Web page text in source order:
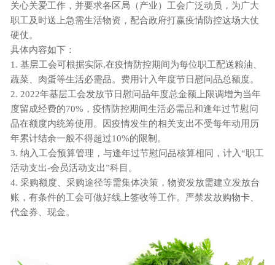
关心关爱工作，并要求各区局（产业）工会广泛动员，为广大
职工及时送上急需生活物资，配合政府打赢疫情防控这场大仗
硬仗。
具体内容如下：
1. 基层工会可根据实际,在疫情防控期间为每位职工配送粮油、
蔬菜、肉蛋等生活必需品。费用计入年度节日慰问品总额度。
2. 2022年基层工会发放节日慰问品年度总金额上限调增为当年
度留成经费的70%，疫情防控期间生活必需品和逢年过节慰问
品在额度内统筹使用。因疫情发生的相关支出不受每年动用历
年累计结余一般不得超过10%的限制。
3. 纳入工会预算管理，与逢年过节慰问品核算相同，计入“职工
活动支出-会员活动支出”科目。
4. 采购额度、采购途径等需集体决策，物资发放需建立发放台
账，有条件的工会可做好线上签收等工作。严禁发放购物卡、
代金券、现金。